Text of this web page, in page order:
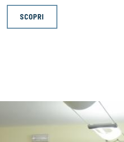
SCOPRI